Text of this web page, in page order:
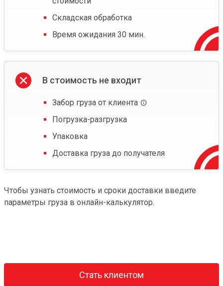
Складская обработка
Время ожидания 30 мин.
В стоимость не входит
Забор груза от клиента
Погрузка-разгрузка
Упаковка
Доставка груза до получателя
Чтобы узнать стоимость и сроки доставки введите
параметры груза в онлайн-калькулятор.
Стать клиентом